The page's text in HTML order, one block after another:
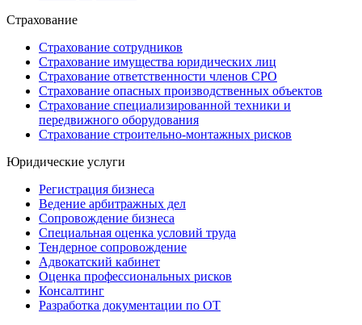
Страхование
Страхование сотрудников
Страхование имущества юридических лиц
Страхование ответственности членов СРО
Страхование опасных производственных объектов
Страхование специализированной техники и
передвижного оборудования
Страхование строительно-монтажных рисков
Юридические услуги
Регистрация бизнеса
Ведение арбитражных дел
Сопровождение бизнеса
Специальная оценка условий труда
Тендерное сопровождение
Адвокатский кабинет
Оценка профессиональных рисков
Консалтинг
Разработка документации по ОТ